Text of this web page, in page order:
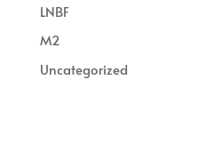
LNBF
M2
Uncategorized